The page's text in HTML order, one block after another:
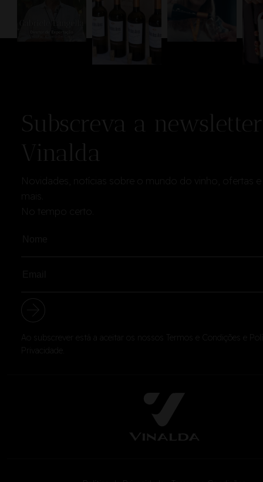
Subscreva a newsletter
Vinalda
Novidades, notícias sobre o mundo do vinho, ofertas
mais.
No tempo certo.
Ao subscrever está a aceitar os nossos Termos e Condições e
Privacidade